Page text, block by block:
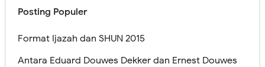
Posting Populer
Format Ijazah dan SHUN 2015
Antara Eduard Douwes Dekker dan Ernest Douwes